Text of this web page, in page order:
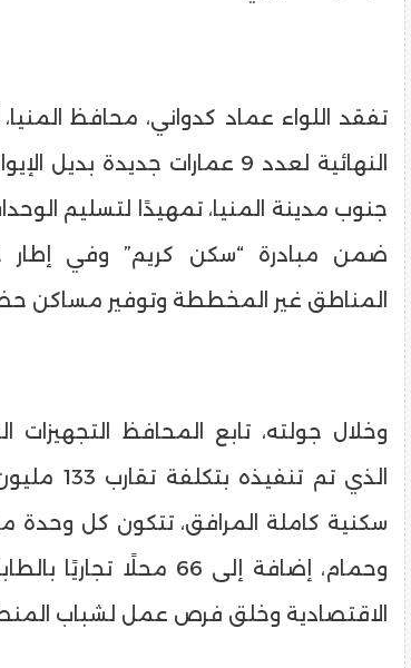
تفقد اللواء عماد كدواني، محافظ
النهائية لعدد 9 عمارات جديدة
جنوب مدينة المنيا، تمهيدًا لتسليم
ضمن مبادرة “سكن كريم” وفي إطار
المناطق غير المخططة وتوفير مساكن
وخلال جولته، تابع المحافظ التجهيزات
سكنية كاملة المرافق، تتكون كل
وحمام، إضافة إلى 66
الاقتصادية وخلق فرص عمل لشباب